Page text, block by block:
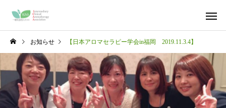
お知らせ 【日本アロマセラピー学会in福岡 2019.11.3.4】